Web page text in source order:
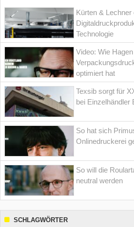
Kürten & Lechner
Technologie
Video: Wie
optimiert hat
Texsib sorgt für
bei Einzelhändler
So hat sich
Onlinedruckerei
So will die
neutral werden
SCHLAGWÖRTER